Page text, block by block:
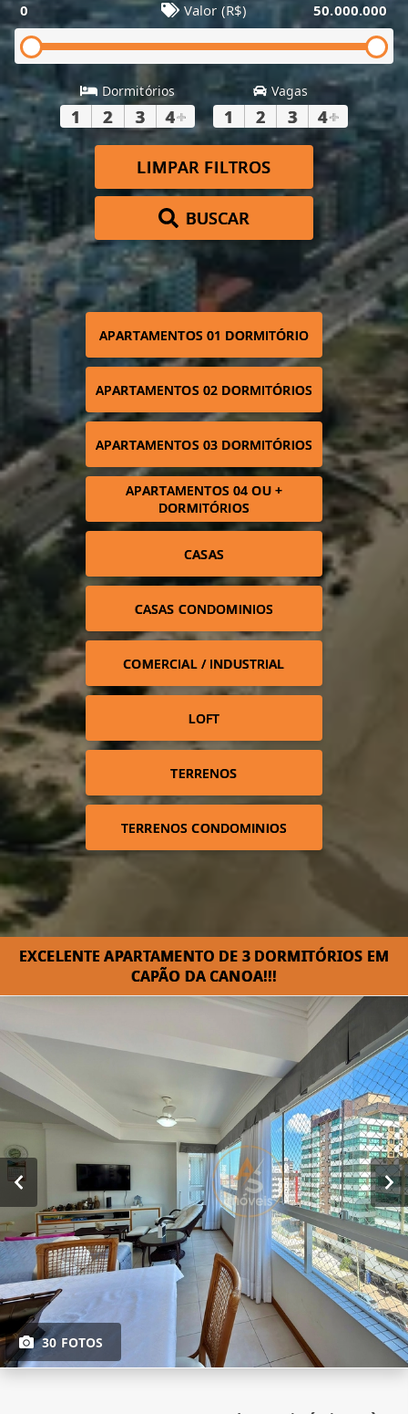
0 Valor (R$) 50.000.000
Dormitórios
1 2 3 4+
Vagas
1 2 3 4+
LIMPAR FILTROS
BUSCAR
APARTAMENTOS 01 DORMITÓRIO
APARTAMENTOS 02 DORMITÓRIOS
APARTAMENTOS 03 DORMITÓRIOS
APARTAMENTOS 04 OU +
DORMITÓRIOS
CASAS
CASAS CONDOMINIOS
COMERCIAL / INDUSTRIAL
LOFT
TERRENOS
TERRENOS CONDOMINIOS
EXCELENTE APARTAMENTO DE 3 DORMITÓRIOS EM
CAPÃO DA CANOA!!!
30 FOTOS